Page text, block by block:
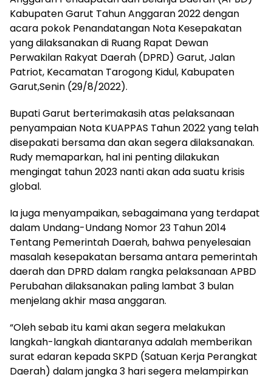
Kabupaten Garut Tahun Anggaran 2022 dengan
acara pokok Penandatangan Nota Kesepakatan
yang dilaksanakan di Ruang Rapat Dewan
Perwakilan Rakyat Daerah (DPRD) Garut, Jalan
Patriot, Kecamatan Tarogong Kidul, Kabupaten
Garut,Senin (29/8/2022).
Bupati Garut berterimakasih atas pelaksanaan
penyampaian Nota KUAPPAS Tahun 2022 yang telah
disepakati bersama dan akan segera dilaksanakan.
Rudy memaparkan, hal ini penting dilakukan
mengingat tahun 2023 nanti akan ada suatu krisis
global.
Ia juga menyampaikan, sebagaimana yang terdapat
dalam Undang-Undang Nomor 23 Tahun 2014
Tentang Pemerintah Daerah, bahwa penyelesaian
masalah kesepakatan bersama antara pemerintah
daerah dan DPRD dalam rangka pelaksanaan APBD
Perubahan dilaksanakan paling lambat 3 bulan
menjelang akhir masa anggaran.
“Oleh sebab itu kami akan segera melakukan
langkah-langkah diantaranya adalah memberikan
surat edaran kepada SKPD (Satuan Kerja Perangkat
Daerah) dalam jangka 3 hari segera melampirkan